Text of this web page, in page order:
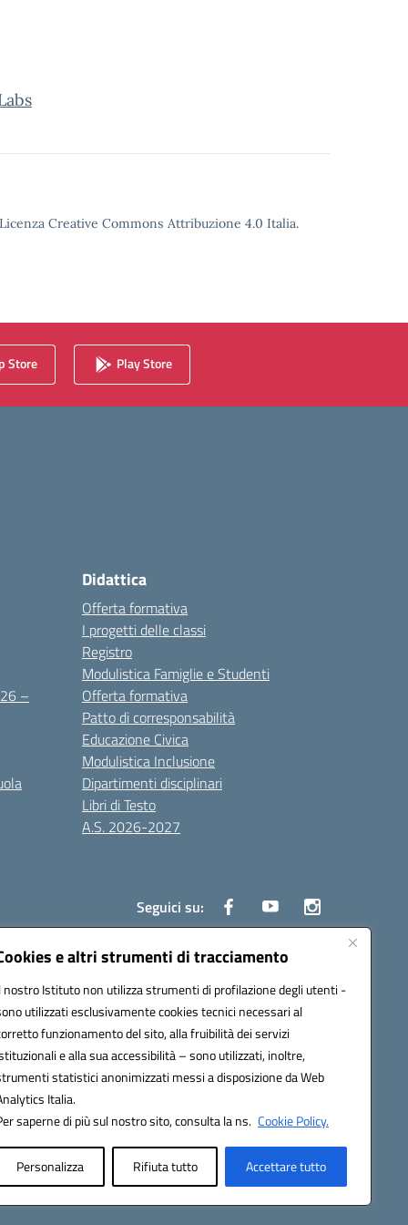
e altri strumenti di tracciamento
nostro Istituto non utilizza strumenti di profilazione degli utenti -
utilizzati esclusivamente cookies tecnici necessari al
funzionamento del sito, alla fruibilità dei servizi
e alla sua accessibilità – sono utilizzati, inoltre,
statistici anonimizzati messi a disposizione da Web
Italia.
saperne di più sul nostro sito, consulta la ns. Cookie Policy.
Personalizza Rifiuta tutto Accettare tutto
Creative Commons Attribuzione 4.0 Italia.
Store Play Store
–
Didattica
Offerta formativa
I progetti delle classi
Registro
Modulistica Famiglie e Studenti
Offerta formativa
Patto di corresponsabilità
Educazione Civica
Modulistica Inclusione
Dipartimenti disciplinari
Libri di Testo
A.S. 2026-2027
Seguici su: